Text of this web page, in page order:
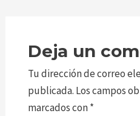
Deja un
Tu dirección de correo
publicada. Los campos
marcados con*